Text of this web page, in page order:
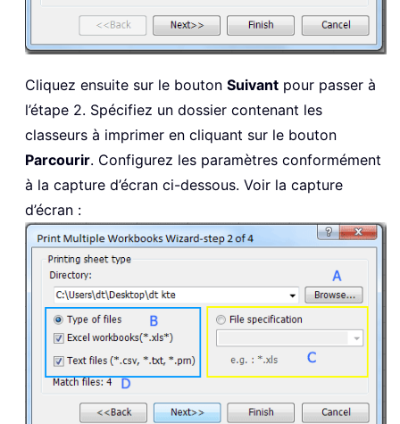
Cliquez ensuite sur le bouton Suivant pour passer à
l’étape 2. Spécifiez un dossier contenant les
classeurs à imprimer en cliquant sur le bouton
Parcourir. Configurez les paramètres conformément
à la capture d’écran ci-dessous. Voir la capture
d’écran :